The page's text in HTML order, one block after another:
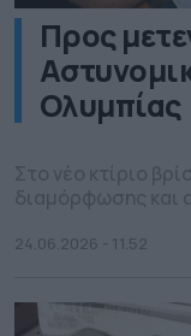
Προς
Ολυμπίας
24.06.2026 - 11.52